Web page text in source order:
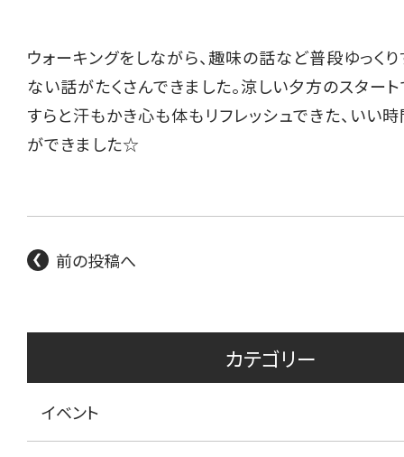
ウォーキングをしながら、趣味の話など普段ゆっく
ない話がたくさんできました。涼しい夕方のスタート
すらと汗もかき心も体もリフレッシュできた、いい
ができました☆
前の投稿へ
カテゴリー
イベント